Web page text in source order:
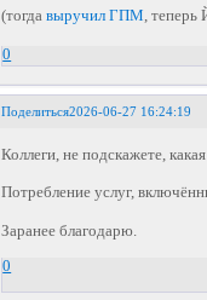
(тогдавыручил ГПМ, теперь
0
Поделиться2026-06-27 16:24:19
Коллеги, не подскажете,
Потребление услуг,
Заранее благодарю.
0